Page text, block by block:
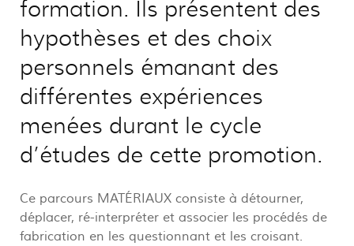
formation. Ils présentent des
hypothèses et des choix
personnels émanant des
différentes expériences
menées durant le cycle
d’études de cette promotion.
Ce parcours MATÉRIAUX consiste à détourner,
déplacer, ré-interpréter et associer les procédés de
fabrication en les questionnant et les croisant.